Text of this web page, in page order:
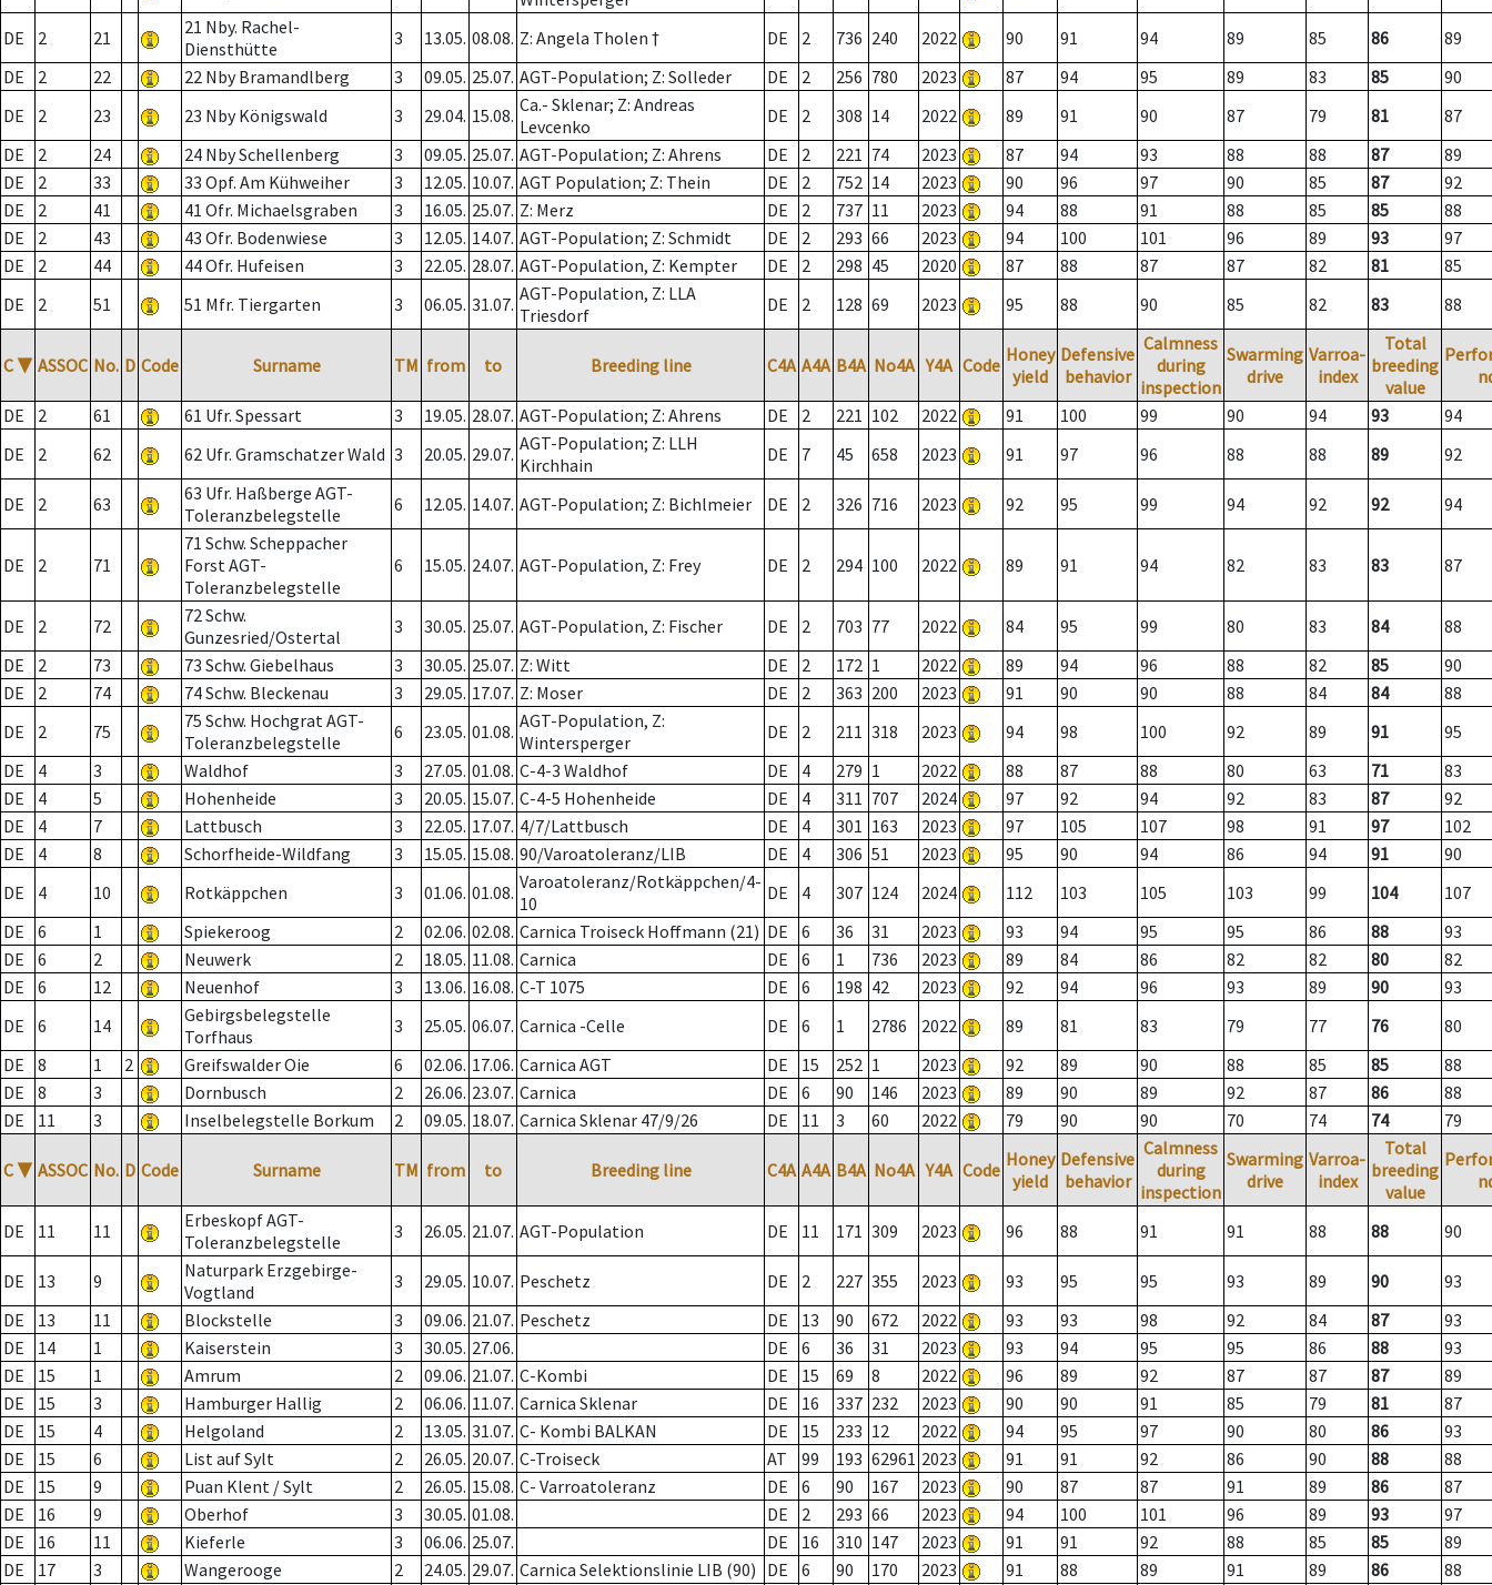
DE 2 21
21 Nby. Rachel-
Diensthütte
3 13.05. 08.08. Z: Angela Tholen † DE 2 736 240 2022 90 91 94 89 85 86
89
DE
2 22 22 Nby Bramandlberg 3 09.05. 25.07. AGT-Population; Z: Solleder DE 2 256 780 2023 87 94 95 89 83 85
90
DE
2 23 23 Nby Königswald 3 29.04. 15.08. Ca.- Sklenar; Z: Andreas
Levcenko
DE 2 308 14 2022 89 91 90 87 79 81
87
DE
2 24 24 Nby Schellenberg 3 09.05. 25.07. AGT-Population; Z: Ahrens DE 2 221 74 2023 87 94 93 88 88 87
89
DE
2 33 33 Opf. Am Kühweiher 3 12.05. 10.07. AGT Population; Z: Thein DE 2 752 14 2023 90 96 97 90 85 87
92
DE
2 41 41 Ofr. Michaelsgraben 3 16.05. 25.07. Z: Merz DE 2 737 11 2023 94 88 91 88 85 85
88
DE
2 43 43 Ofr. Bodenwiese 3 12.05. 14.07. AGT-Population; Z: Schmidt DE 2 293 66 2023 94 100 101 96 89 93
97
DE
2 44 44 Ofr. Hufeisen 3 22.05. 28.07. AGT-Population, Z: Kempter DE 2 298 45 2020 87 88 87 87 82 81
85
DE
2 51 51 Mfr. Tiergarten 3 06.05. 31.07. AGT-Population, Z: LLA
Triesdorf
DE 2 128 69 2023 95 88 90 85 82 83 88
C ▼ ASSOC No. D Code Surname TM from to Breeding line C4A A4A B4A No4A Y4A Code Honey
yield
Defensive
behavior
Calmness
during
inspection
Swarming
drive
Varroa-
index
Total
breeding
value
DE
2 61 61 Ufr. Spessart 3 19.05. 28.07. AGT-Population; Z: Ahrens DE 2 221 102 2022 91 100 99 90 94 93
94
DE
2 62 62 Ufr. Gramschatzer Wald 3 20.05. 29.07. AGT-Population; Z: LLH
Kirchhain
DE 7 45 658 2023 91 97 96 88 88 89 92
DE 2 63
63 Ufr. Haßberge AGT-
Toleranzbelegstelle
6 12.05. 14.07. AGT-Population; Z: Bichlmeier DE 2 326 716 2023 92 95 99 94 92 92 94
DE 2 71
71 Schw. Scheppacher
Forst AGT-
Toleranzbelegstelle
6 15.05. 24.07. AGT-Population, Z: Frey DE 2 294 100 2022 89 91 94 82 83 83 87
DE 2 72
72 Schw.
Gunzesried/Ostertal
3 30.05. 25.07. AGT-Population, Z: Fischer DE 2 703 77 2022 84 95 99 80 83 84
88
DE
2 73 73 Schw. Giebelhaus 3 30.05. 25.07. Z: Witt DE 2 172 1 2022 89 94 96 88 82 85
90
DE
2 74 74 Schw. Bleckenau 3 29.05. 17.07. Z: Moser DE 2 363 200 2023 91 90 90 88 84 84
88
DE
2 75
75 Schw. Hochgrat AGT-
Toleranzbelegstelle
6 23.05. 01.08. AGT-Population, Z:
Wintersperger
DE 2 211 318 2023 94 98 100 92 89 91
95
DE
4 3 Waldhof 3 27.05. 01.08. C-4-3 Waldhof DE 4 279 1 2022 88 87 88 80 63 71
83
DE
4 5 Hohenheide 3 20.05. 15.07. C-4-5 Hohenheide DE 4 311 707 2024 97 92 94 92 83 87
92
DE
4 7 Lattbusch 3 22.05. 17.07. 4/7/Lattbusch DE 4 301 163 2023 97 105 107 98 91 97
102
DE
4 8 Schorfheide-Wildfang 3 15.05. 15.08. 90/Varoatoleranz/LIB DE 4 306 51 2023 95 90 94 86 94 91
90
DE
4 10 Rotkäppchen 3 01.06. 01.08. Varoatoleranz/Rotkäppchen/4-
10
DE 4 307 124 2024 112 103 105 103 99 104
107
DE
6 1 Spiekeroog 2 02.06. 02.08. Carnica Troiseck Hoffmann (21) DE 6 36 31 2023 93 94 95 95 86 88
93
DE
6 2 Neuwerk 2 18.05. 11.08. Carnica DE 6 1 736 2023 89 84 86 82 82 80
82
DE
6 12 Neuenhof 3 13.06. 16.08. C-T 1075 DE 6 198 42 2023 92 94 96 93 89 90
93
DE
6 14
Gebirgsbelegstelle
Torfhaus
3 25.05. 06.07. Carnica -Celle DE 6 1 2786 2022 89 81 83 79 77 76
80
DE
8 1 2 Greifswalder Oie 6 02.06. 17.06. Carnica AGT DE 15 252 1 2023 92 89 90 88 85 85
88
DE
8 3 Dornbusch 2 26.06. 23.07. Carnica DE 6 90 146 2023 89 90 89 92 87 86
88
DE
11 3 Inselbelegstelle Borkum 2 09.05. 18.07. Carnica Sklenar 47/9/26 DE 11 3 60 2022 79 90 90 70 74 74 79
C ▼ ASSOC No. D Code Surname TM from to Breeding line C4A A4A B4A No4A Y4A Code Honey
yield
Defensive
behavior
Calmness
during
inspection
Swarming
drive
Varroa-
index
Total
breeding
value
DE 11 11
Erbeskopf AGT-
Toleranzbelegstelle
3 26.05. 21.07. AGT-Population DE 11 171 309 2023 96 88 91 91 88 88 90
DE 13 9
Naturpark Erzgebirge-
Vogtland
3 29.05. 10.07. Peschetz DE 2 227 355 2023 93 95 95 93 89 90
93
DE
13 11 Blockstelle 3 09.06. 21.07. Peschetz DE 13 90 672 2022 93 93 98 92 84 87
93
DE
14 1 Kaiserstein 3 30.05. 27.06. DE 6 36 31 2023 93 94 95 95 86 88
93
DE
15 1 Amrum 2 09.06. 21.07. C-Kombi DE 15 69 8 2022 96 89 92 87 87 87
89
DE
15 3 Hamburger Hallig 2 06.06. 11.07. Carnica Sklenar DE 16 337 232 2023 90 90 91 85 79 81
87
DE
15 4 Helgoland 2 13.05. 31.07. C- Kombi BALKAN DE 15 233 12 2022 94 95 97 90 80 86
93
DE
15 6 List auf Sylt 2 26.05. 20.07. C-Troiseck AT 99 193 62961 2023 91 91 92 86 90 88
88
DE
15 9 Puan Klent / Sylt 2 26.05. 15.08. C- Varroatoleranz DE 6 90 167 2023 90 87 87 91 89 86
87
DE
16 9 Oberhof 3 30.05. 01.08. DE 2 293 66 2023 94 100 101 96 89 93
97
DE
16 11 Kieferle 3 06.06. 25.07. DE 16 310 147 2023 91 91 92 88 85 85
89
DE
17 3 Wangerooge 2 24.05. 29.07. Carnica Selektionslinie LIB (90) DE 6 90 170 2023 91 88 89 91 89 86
88